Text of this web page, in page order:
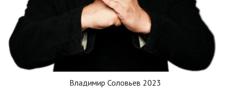
Владимир Соловьев 2023